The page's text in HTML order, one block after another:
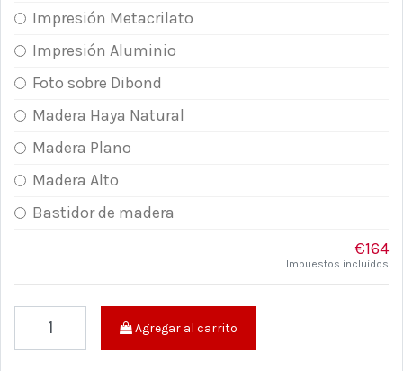
Impresión Metacrilato
Impresión Aluminio
Foto sobre Dibond
Madera Haya Natural
Madera Plano
Madera Alto
Bastidor de madera
€164
Impuestos incluidos
Agregar al carrito